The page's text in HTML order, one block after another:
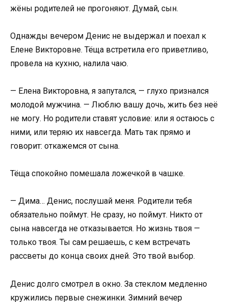
жёны родителей не прогоняют. Думай, сын.
Однажды вечером Денис не выдержал и поехал к
Елене Викторовне. Тёща встретила его приветливо,
провела на кухню, налила чаю.
— Елена Викторовна, я запутался, — глухо признался
молодой мужчина. — Люблю вашу дочь, жить без неё
не могу. Но родители ставят условие: или я остаюсь с
ними, или теряю их навсегда. Мать так прямо и
говорит: откажемся от сына.
Тёща спокойно помешала ложечкой в чашке.
— Дима… Денис, послушай меня. Родители тебя
обязательно поймут. Не сразу, но поймут. Никто от
сына навсегда не отказывается. Но жизнь твоя —
только твоя. Ты сам решаешь, с кем встречать
рассветы до конца своих дней. Это твой выбор.
Денис долго смотрел в окно. За стеклом медленно
кружились первые снежинки. Зимний вечер